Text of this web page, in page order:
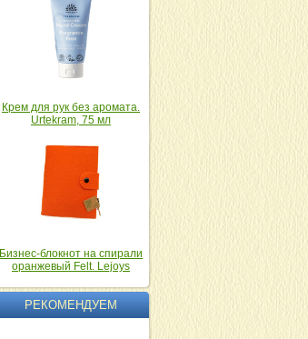
Крем для рук без аромата.
Urtekram, 75 мл
Бизнес-блокнот на спирали
оранжевый Felt. Lejoys
РЕКОМЕНДУЕМ